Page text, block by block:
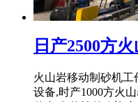
日产2500方
火山岩移动制砂机工
设备,时产1000方火